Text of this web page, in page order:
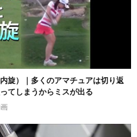
旋）｜多くのアマチュアは切り返
てしまうからミスが出る